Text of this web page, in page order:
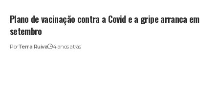
Plano de vacinação contra a Covid e a gripe arranca em
setembro
PorTerra Ruiva 4 anos atrás